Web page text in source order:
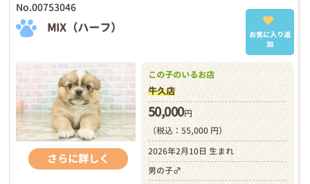
No.00753046
MIX（ハーフ）
お気に入り追
加
さらに詳しく
この子のいるお店
牛久店
50,000円
（税込：55,000 円）
2026年2月10日 生まれ
男の子♂